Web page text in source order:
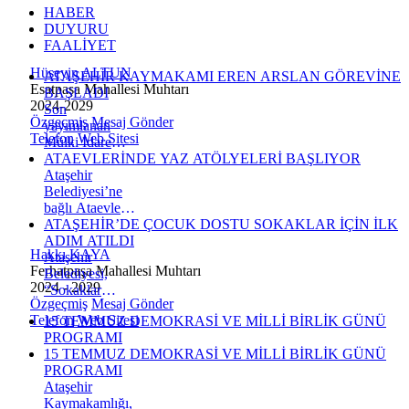
Hüseyin ALTUN
Esatpaşa Mahallesi Muhtarı
2024-2029
Özgeçmiş Mesaj Gönder
Telefon Web Sitesi
Hakkı KAYA
Ferhatpaşa Mahallesi Muhtarı
2024 - 2029
Özgeçmiş Mesaj Gönder
Telefon Web Sitesi
HABER
DUYURU
FAALİYET
ATAŞEHİR KAYMAKAMI EREN ARSLAN GÖREVİNE
BAŞLADI
Son
yayımlanan
Mülki İdare
Amirleri
Kararnamesi ile
Ataşehir
Kaymakamlığı
görevine atanan
Eren Arslan,
bugün ilçeye
gelerek yeni
görevine
başladı.
ATAEVLERİNDE YAZ ATÖLYELERİ BAŞLIYOR
Ataşehir
Belediyesi’ne
bağlı Ataevleri
Sosyal Hizmet
Merkezleri, yaz
döneminde
çocuklara
yönelik eğitici
ve eğlenceli
atölye
programları
düzenliyor.
İçerenköy
Ataevi Sosyal
Hizmet
ATAŞEHİR’DE ÇOCUK DOSTU SOKAKLAR İÇİN İLK
ADIM ATILDI
Ataşehir
Belediyesi,
“Sokaklar
Dönüşüyor”
programı
kapsamında
Esatpaşa
Mahallesi’nde
gerçekleştirdiği
tanıtım
15 TEMMUZ DEMOKRASİ VE MİLLİ BİRLİK GÜNÜ
PROGRAMI
15 TEMMUZ DEMOKRASİ VE MİLLİ BİRLİK GÜNÜ
PROGRAMI
Ataşehir
Kaymakamlığı,